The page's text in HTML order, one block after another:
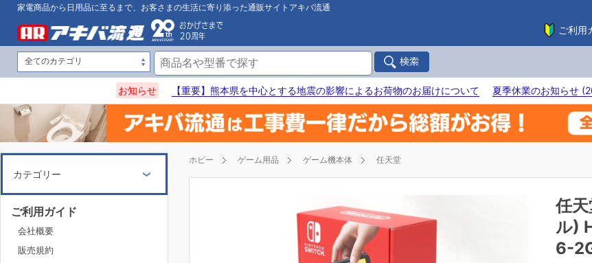
家電商品から日用品に至るまで、お客さまの生活に寄り添った通販サイトアキバ流通
ご利用
お知らせ 【重要】熊本県を中心とする地震の影響によるお荷物のお届けについて 夏季休業のお知らせ
ホビー ゲーム用品 ゲーム機本体 任天堂
任
ル)
6-
カテゴリー
ご利用ガイド
会社概要
販売規約